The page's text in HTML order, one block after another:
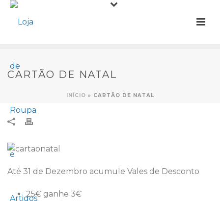
CARTÃO DE NATAL
INÍCIO » CARTÃO DE NATAL
Até 31 de Dezembro acumule Vales de Desconto
25€ ganhe 3€